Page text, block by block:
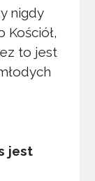
nigdy
Kościół,
to jest
jest